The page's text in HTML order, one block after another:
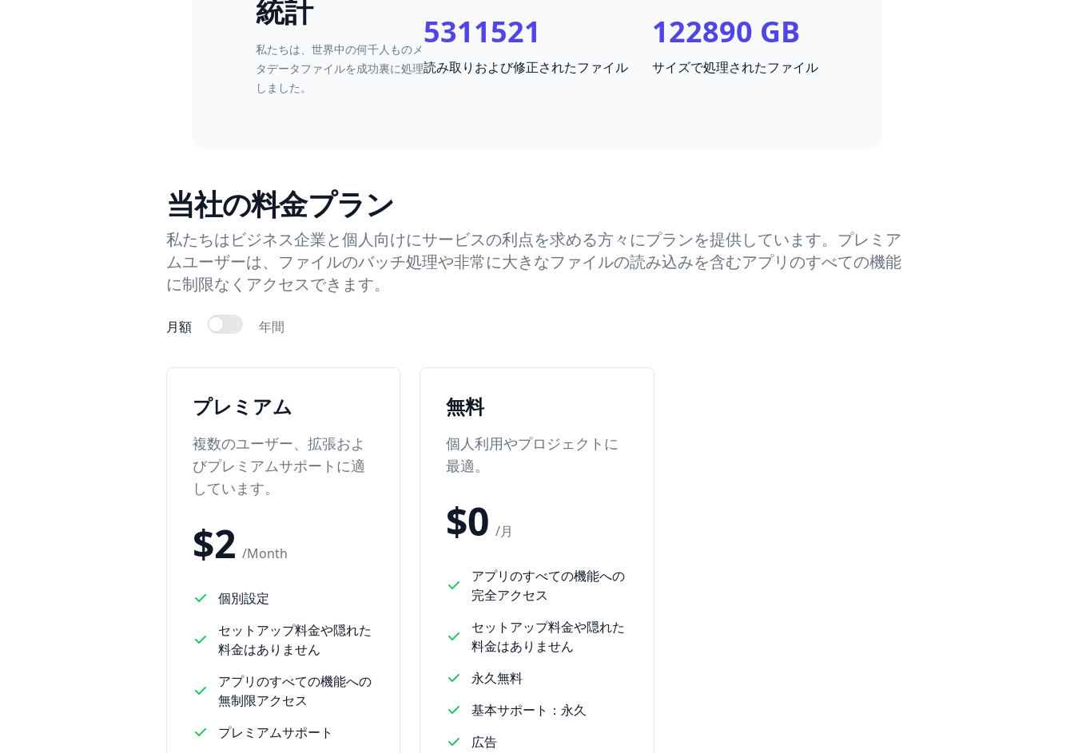
統計
私たちは、世界中の何千人ものメ
タデータファイルを成功裏に処理
しました。
5311521
読み取りおよび修正されたファイル
122890 GB
サイズで処理されたファイル
当社の料金プラン
私たちはビジネス企業と個人向けにサービスの利点を求める方々にプランを提供しています。プレミア
ムユーザーは、ファイルのバッチ処理や非常に大きなファイルの読み込みを含むアプリのすべての機能
に制限なくアクセスできます。
月額 年間
プレミアム
複数のユーザー、拡張およ
びプレミアムサポートに適
しています。
$2 /Month
個別設定
セットアップ料金や隠れた
料金はありません
アプリのすべての機能への
無制限アクセス
プレミアムサポート
無料
個人利用やプロジェクトに
最適。
$0 /月
アプリのすべての機能への
完全アクセス
セットアップ料金や隠れた
料金はありません
永久無料
基本サポート：永久
広告